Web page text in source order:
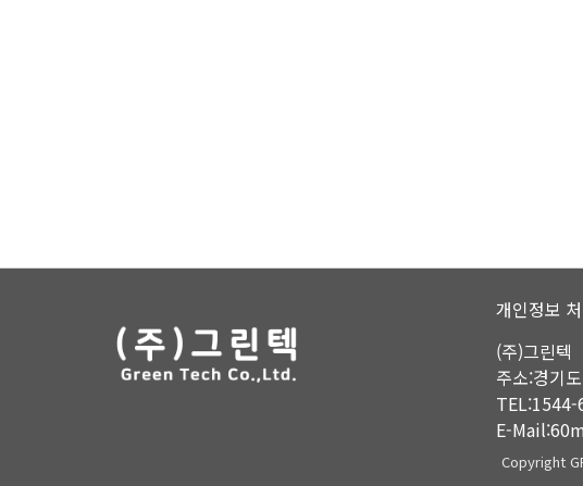
개인정보
(주)그린
주소:경기
E-
Copyright